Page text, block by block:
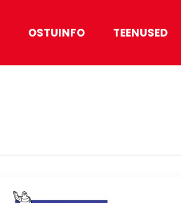
OSTUINFO TEENUSED